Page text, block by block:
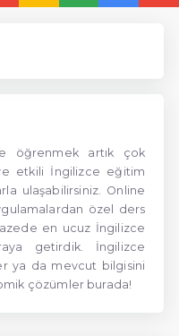
öğrenmek artık çok
etkili İngilizce eğitim
ulaşabilirsiniz. Online
özel ders
en ucuz İngilizce
getirdik. İngilizce
ya da mevcut bilgisini
çözümler burada!